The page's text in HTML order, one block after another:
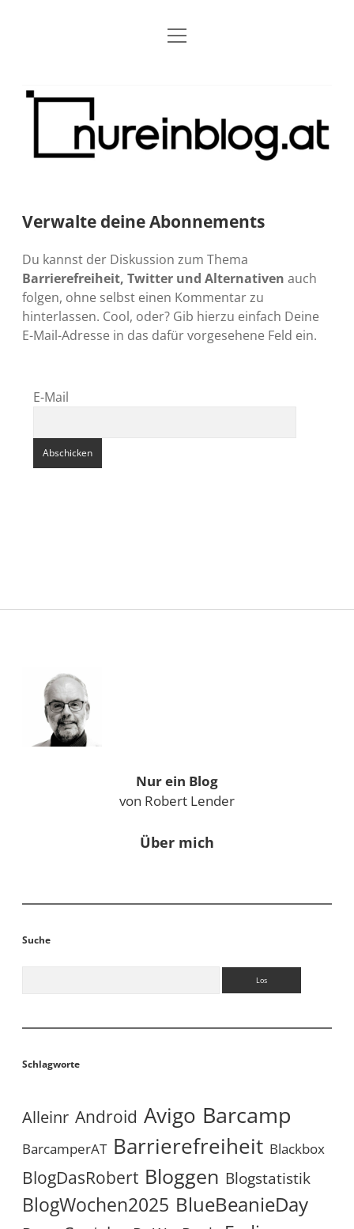
Blog
Archiv
Kontakt
Grundsätze Dropdown-
Kreativitätserklärung
Barrierefreiheit
Meine Fediverse Regeln
barcamper.at – Die österreichische Barcamp Liste
Alleinr – Der Ruheraum im Web (externer Link)
S9y InfoCamp – Der Serendpity Podcast (externer
Link)
Impressum Dropdown-
öffnen
Datenschutz
Microblog
rss email-
form
mastodon
Menü
Nur
Blog
Verwalte deine Abonnements
Du kannst der Diskussion zum Thema
Barrierefreiheit, Twitter und Alternativen auch
folgen, ohne selbst einen Kommentar zu
hinterlassen. Cool, oder? Gib hierzu einfach Deine
E-Mail-Adresse in das dafür vorgesehene Feld ein.
E-Mail
Sidebar
Nur ein Blog
von Robert Lender
Über mich
Suche
Schlagworte
Alleinr Android Avigo Barcamp
BarcamperAT Barrierefreiheit Blackbox
BlogDasRobert Bloggen Blogstatistik
BlogWochen2025 BlueBeanieDay